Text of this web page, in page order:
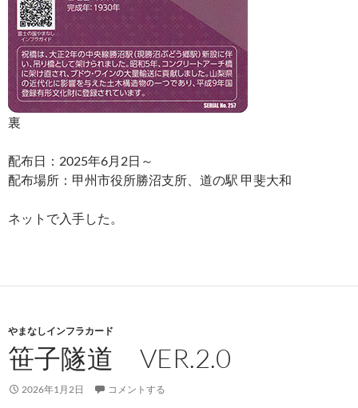
裏
配布日：2025年6月2日～
配布場所：甲州市役所勝沼支所、道の駅 甲斐大和
ネットで入手した。
やまなしインフラカード
笹子隧道 VER.2.0
2026年1月2日 コメントする